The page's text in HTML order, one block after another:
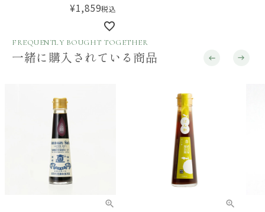
¥1,859税込
FREQUENTLY BOUGHT TOGETHER
一緒に購入されている商品